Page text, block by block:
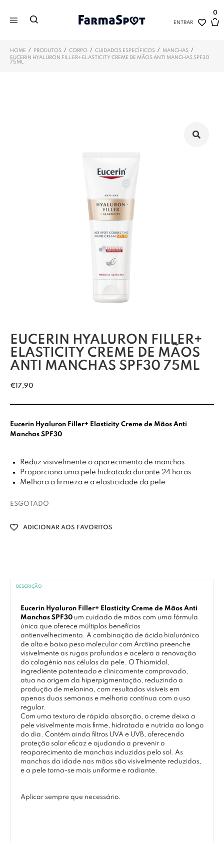
ENTRAR
0
HOME / PRODUTOS / CORPO / CUIDADOS ESPECÍFICOS / MANCHAS /
EUCERIN HYALURON FILLER+ ELASTICITY CREME DE MÃOS ANTI MANCHAS SPF30
75ML
EUCERIN HYALURON FILLER+
ELASTICITY CREME DE MÃOS
ANTI MANCHAS SPF30 75ML
€17,90
Eucerin Hyaluron Filler+ Elasticity Creme de Mãos Anti
Manchas SPF30
Reduz visivelmente o aparecimento de manchas
Proporciona uma pele hidratada durante 24 horas
Melhora a firmeza e a elasticidade da pele
ESGOTADO
ADICIONAR AOS FAVORITOS
DESCRIÇÃO
Eucerin Hyaluron Filler+ Elasticity Creme de Mãos Anti
Manchas SPF30 um cuidado de mãos com uma fórmula
única que oferece múltiplos benefícios
antienvelhecimento. A combinação de ácido hialurónico
de alto e baixo peso molecular com Arctiina preenche
visivelmente as rugas profundas e acelera a renovação
do colagénio nas células da pele. O Thiamidol,
ingrediente patenteado e clinicamente comprovado,
atua na origem da hiperpigmentação, reduzindo a
produção de melanina, com resultados visíveis em
apenas duas semanas e melhoria contínua com o uso
regular.
Com uma textura de rápida absorção, o creme deixa a
pele visivelmente mais firme, hidratada e nutrida ao longo
do dia. Contém ainda filtros UVA e UVB, oferecendo
proteção solar eficaz e ajudando a prevenir o
reaparecimento de manchas induzidas pelo sol. As
manchas da idade nas mãos são visivelmente reduzidas,
e a pele torna-se mais uniforme e radiante.
Aplicar sempre que necessário.